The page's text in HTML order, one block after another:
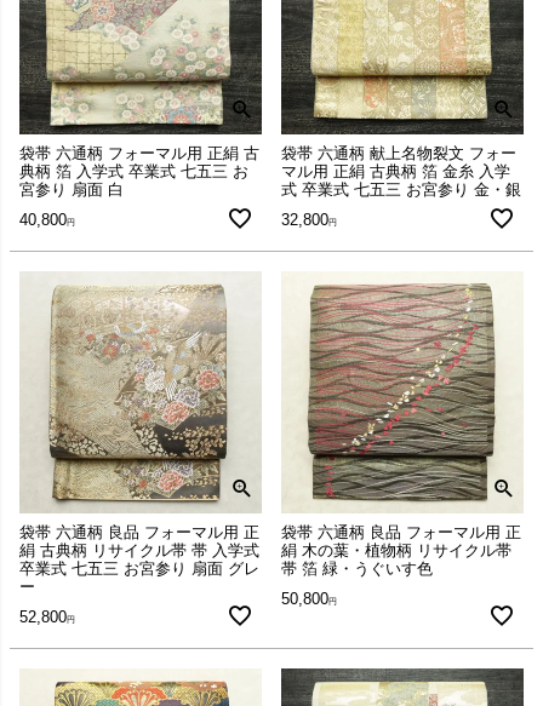
袋帯 六通柄 フォーマル用 正絹 古
典柄 箔 入学式 卒業式 七五三 お
宮参り 扇面 白
40,800
袋帯 六通柄 献上名物裂文 フォー
マル用 正絹 古典柄 箔 金糸 入学
式 卒業式 七五三 お宮参り 金・銀
32,800
袋帯 六通柄 良品 フォーマル用 正
絹 古典柄 リサイクル帯 帯 入学式
卒業式 七五三 お宮参り 扇面 グレ
ー
52,800
袋帯 六通柄 良品 フォーマル用 正
絹 木の葉・植物柄 リサイクル帯
帯 箔 緑・うぐいす色
50,800